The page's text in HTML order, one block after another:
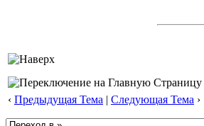
‹ Предыдущая Тема | Следующая Тема ›